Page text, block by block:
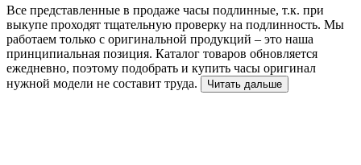
Все представленные в продаже часы подлинные, т.к. при
выкупе проходят тщательную проверку на подлинность. Мы
работаем только с оригинальной продукций – это наша
принципиальная позиция. Каталог товаров обновляется
ежедневно, поэтому подобрать и купить часы оригинал
нужной модели не составит труда.
Читать дальше